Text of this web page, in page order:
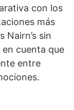
con los
más
Nairn’s sin
cuenta que
entre